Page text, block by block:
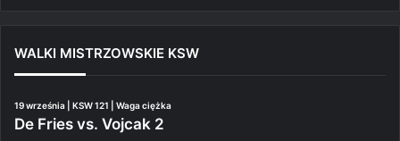
WALKI MISTRZOWSKIE KSW
19 września | KSW 121 | Waga ciężka
De Fries vs. Vojcak 2